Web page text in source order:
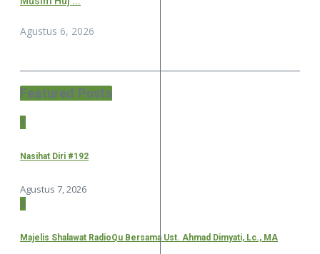
Agustus 6, 2026
Featured Posts
1
Nasihat Diri #192
Agustus 7, 2026
2
Majelis Shalawat RadioQu Bersama Ust. Ahmad Dimyati, Lc., MA